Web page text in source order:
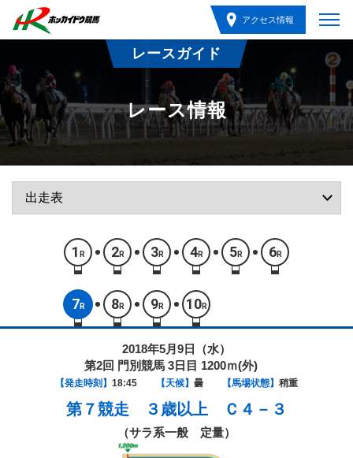
アクセス情報
レースガイド
レース情報
1 R 2R 3R 4R 5R 6R
7 R 8R 9R 10R
2018年5月9日（水）
第2回 門別競馬 3日目 1200ｍ(外)
【発走時刻】 18:45 【天候】 曇 【馬場状態】 稍重
第７競走 ３歳以上 Ｃ４－３
（サラ系一般 定量）